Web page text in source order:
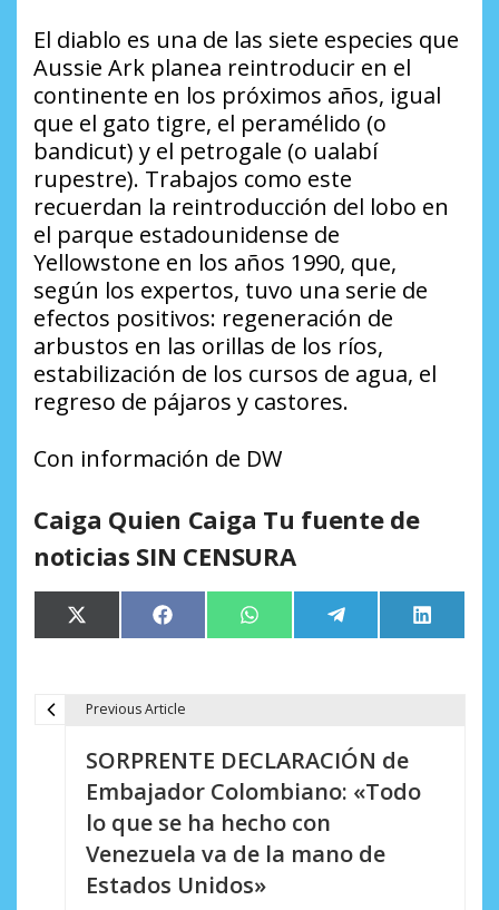
El diablo es una de las siete especies que
Aussie Ark planea reintroducir en el
continente en los próximos años, igual
que el gato tigre, el peramélido (o
bandicut) y el petrogale (o ualabí
rupestre). Trabajos como este
recuerdan la reintroducción del lobo en
el parque estadounidense de
Yellowstone en los años 1990, que,
según los expertos, tuvo una serie de
efectos positivos: regeneración de
arbustos en las orillas de los ríos,
estabilización de los cursos de agua, el
regreso de pájaros y castores.
Con información de DW
Caiga Quien Caiga Tu fuente de
noticias SIN CENSURA
Compartir
en
X
(Twitter)
Compartir
en
Facebook Compartir
en
WhatsApp Compartir
en
Telegram
en
LinkedIn
Previous Article
SORPRENTE DECLARACIÓN de
Embajador Colombiano: «Todo
lo que se ha hecho con
Venezuela va de la mano de
Estados Unidos»